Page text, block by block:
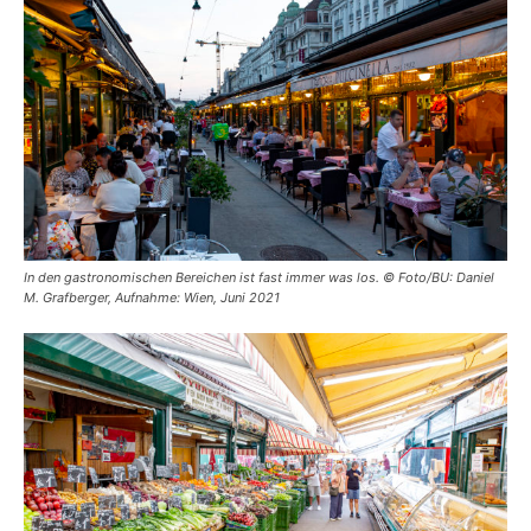
In den gastronomischen Bereichen ist fast immer was los. © Foto/BU: Daniel
M. Grafberger, Aufnahme: Wien, Juni 2021